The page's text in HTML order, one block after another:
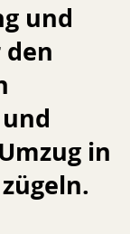
und
in